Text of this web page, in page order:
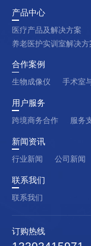
产品中心
医疗产品及解决方案
养老医护实训室解决方
合作案例
生物成像仪
手术室
用户服务
跨境商务合作
服务
新闻资讯
行业新闻
公司新闻
联系我们
联系我们
订购热线